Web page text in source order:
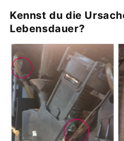
Kennst du die
Lebensdauer?